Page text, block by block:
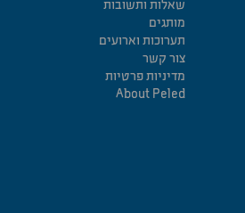
שאלות ותשובות
מותגים
תערוכות וארועים
צור קשר
מדיניות פרטיות
About Peled